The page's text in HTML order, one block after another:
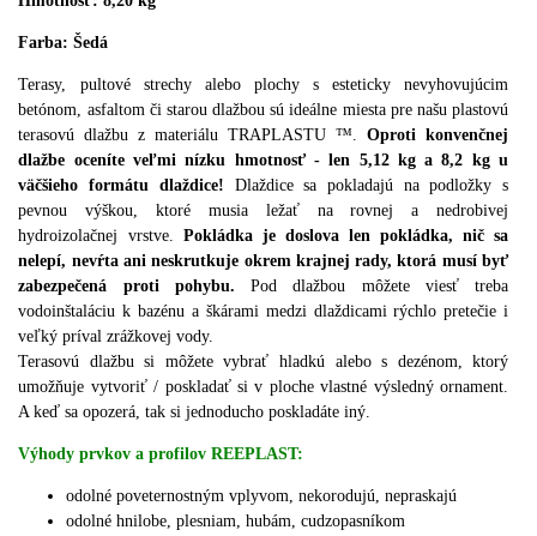
Farba: Šedá
Terasy, pultové strechy alebo plochy s esteticky nevyhovujúcim
betónom, asfaltom či starou dlažbou sú ideálne miesta pre našu plastovú
terasovú dlažbu z materiálu TRAPLASTU ™.Oproti konvenčnej
dlažbe oceníte veľmi nízku hmotnosť - len 5,12 kg a 8,2 kg u
väčšieho formátu dlaždice! Dlaždice sa pokladajú na podložky s
pevnou výškou, ktoré musia ležať na rovnej a nedrobivej
hydroizolačnej vrstve. Pokládka je doslova len pokládka, nič sa
nelepí, nevŕta ani neskrutkuje okrem krajnej rady, ktorá musí byť
zabezpečená proti pohybu. Pod dlažbou môžete viesť treba
vodoinštaláciu k bazénu a škárami medzi dlaždicami rýchlo pretečie i
veľký príval zrážkovej vody.
Terasovú dlažbu si môžete vybrať hladkú alebo s dezénom, ktorý
umožňuje vytvoriť / poskladať si v ploche vlastné výsledný ornament.
A keď sa opozerá, tak si jednoducho poskladáte iný.
Výhody prvkov a profilov REEPLAST:
odolné poveternostným vplyvom, nekorodujú, nepraskajú
odolné hnilobe, plesniam, hubám, cudzopasníkom